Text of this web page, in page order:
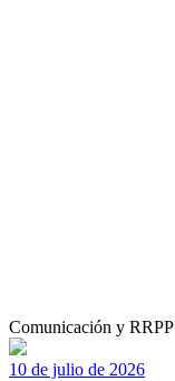
Comunicación y RRPP
10 de julio de 2026